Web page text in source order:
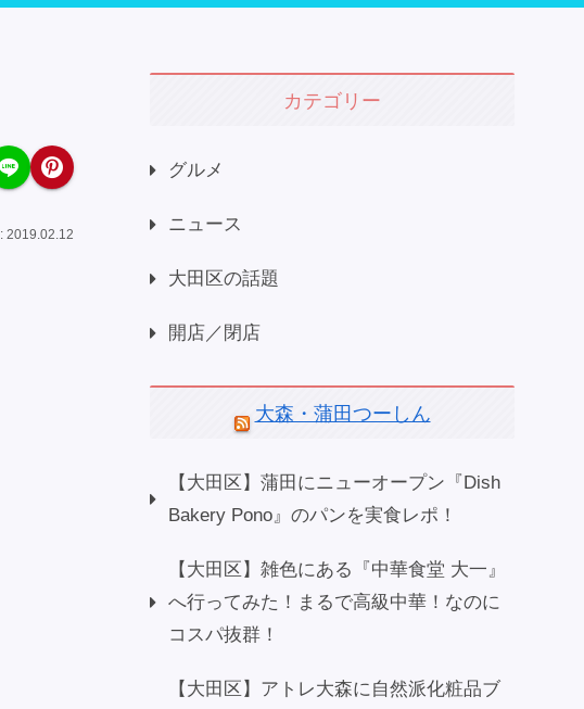
2019.02.12
カテゴリー
グルメ
ニュース
大田区の話題
開店／閉店
大森・蒲田つーしん
【大田区】蒲田にニューオープン『Dish
Bakery Pono』のパンを実食レポ！
【大田区】雑色にある『中華食堂 大一』
へ行ってみた！まるで高級中華！なのに
コスパ抜群！
【大田区】アトレ大森に自然派化粧品ブ